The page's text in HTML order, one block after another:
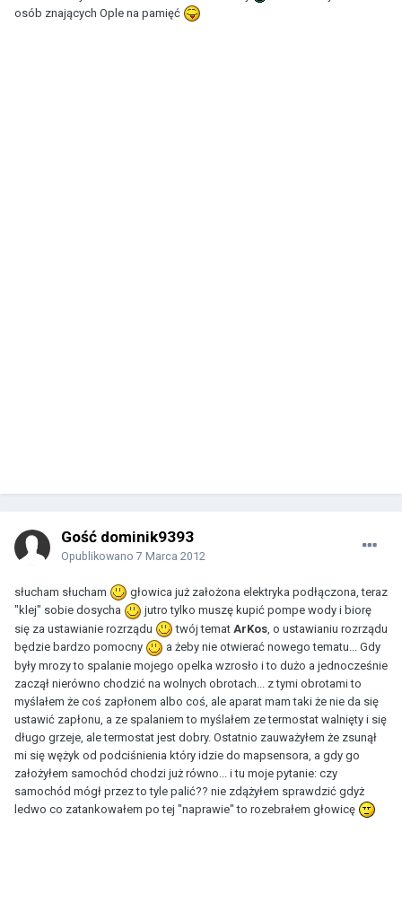
osób znających Ople na pamięć
Gość dominik9393
Opublikowano 7 Marca 2012
słucham słucham
głowica już założona elektryka podłączona, teraz
"klej" sobie dosycha
jutro tylko muszę kupić pompe wody i biorę
się za ustawianie rozrządu
twój temat ArKos , o ustawianiu rozrządu
będzie bardzo pomocny
a żeby nie otwierać nowego tematu... Gdy
były mrozy to spalanie mojego opelka wzrosło i to dużo a jednocześnie
zaczął nierówno chodzić na wolnych obrotach... z tymi obrotami to
myślałem że coś zapłonem albo coś, ale aparat mam taki że nie da się
ustawić zapłonu, a ze spalaniem to myślałem ze termostat walnięty i się
długo grzeje, ale termostat jest dobry. Ostatnio zauważyłem że zsunął
mi się wężyk od podciśnienia który idzie do mapsensora, a gdy go
założyłem samochód chodzi już równo... i tu moje pytanie: czy
samochód mógł przez to tyle palić?? nie zdążyłem sprawdzić gdyż
ledwo co zatankowałem po tej "naprawie" to rozebrałem głowicę